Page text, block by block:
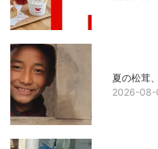
夏の松茸
2026-